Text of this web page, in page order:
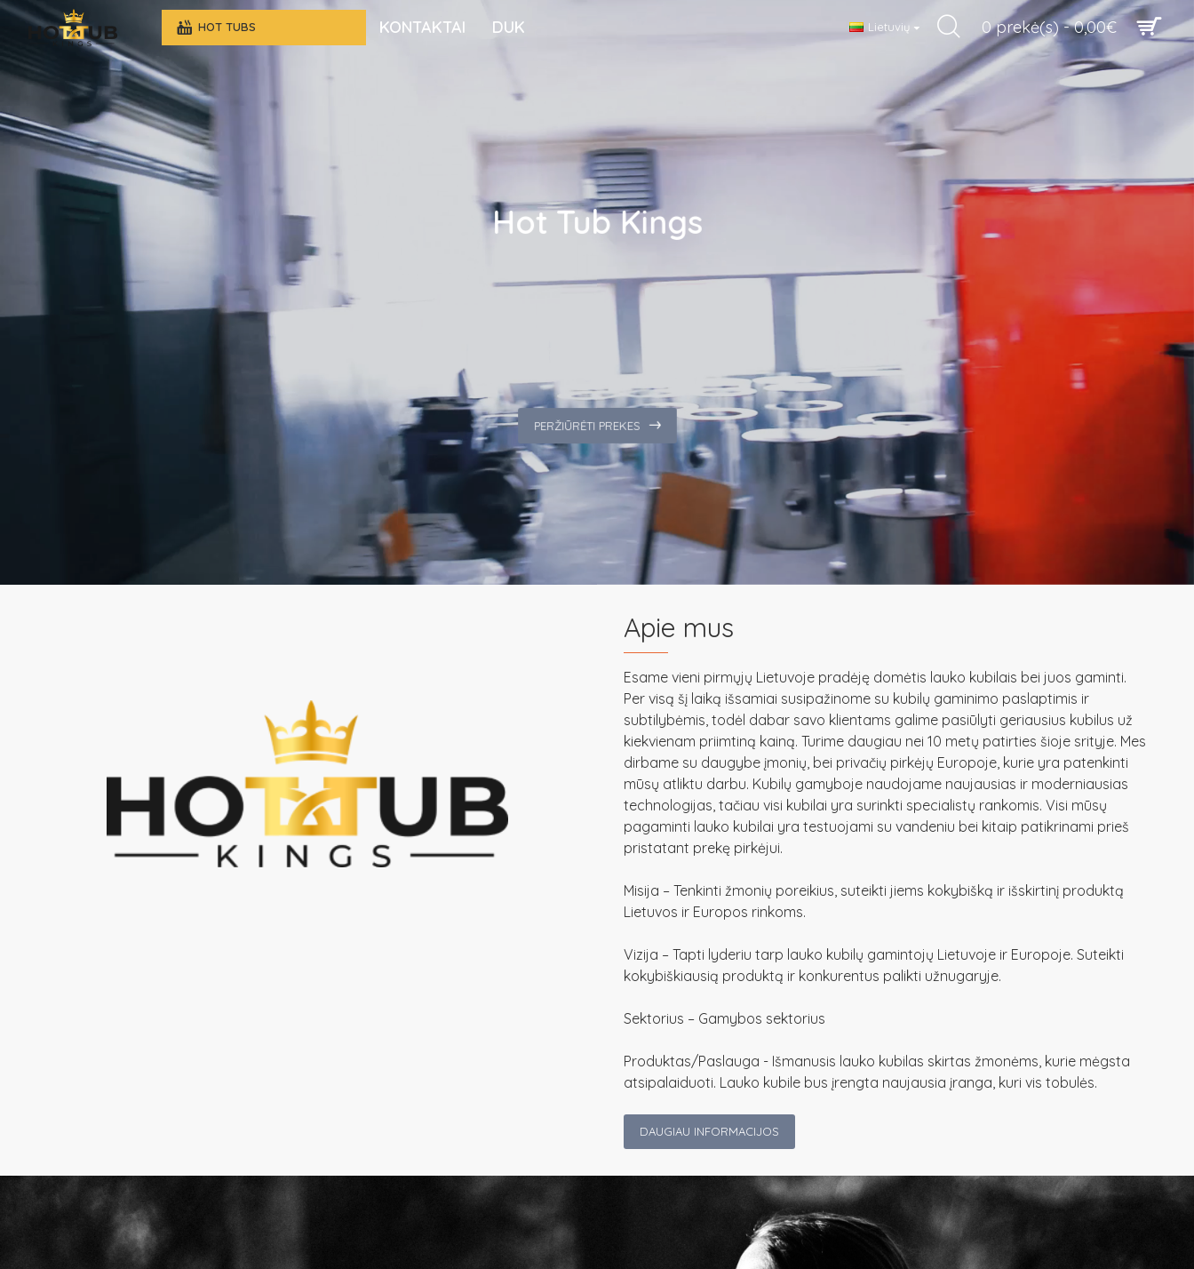
HOT TUBS KONTAKTAI DUK Lietuvių 0 prekė(s) - 0,00€
Hot Tub Kings
PERŽIŪRĖTI PREKES
Apie mus
Esame vieni pirmųjų Lietuvoje pradėję domėtis lauko kubilais bei juos gaminti.
Per visą šį laiką išsamiai susipažinome su kubilų gaminimo paslaptimis ir
subtilybėmis, todėl dabar savo klientams galime pasiūlyti geriausius kubilus už
kiekvienam priimtiną kainą. Turime daugiau nei 10 metų patirties šioje srityje. Mes
dirbame su daugybe įmonių, bei privačių pirkėjų Europoje, kurie yra patenkinti
mūsų atliktu darbu. Kubilų gamyboje naudojame naujausias ir moderniausias
technologijas, tačiau visi kubilai yra surinkti specialistų rankomis. Visi mūsų
pagaminti lauko kubilai yra testuojami su vandeniu bei kitaip patikrinami prieš
pristatant prekę pirkėjui.
Misija – Tenkinti žmonių poreikius, suteikti jiems kokybišką ir išskirtinį produktą
Lietuvos ir Europos rinkoms.
Vizija – Tapti lyderiu tarp lauko kubilų gamintojų Lietuvoje ir Europoje. Suteikti
kokybiškiausią produktą ir konkurentus palikti užnugaryje.
Sektorius – Gamybos sektorius
Produktas/Paslauga - Išmanusis lauko kubilas skirtas žmonėms, kurie mėgsta
atsipalaiduoti. Lauko kubile bus įrengta naujausia įranga, kuri vis tobulės.
DAUGIAU INFORMACIJOS